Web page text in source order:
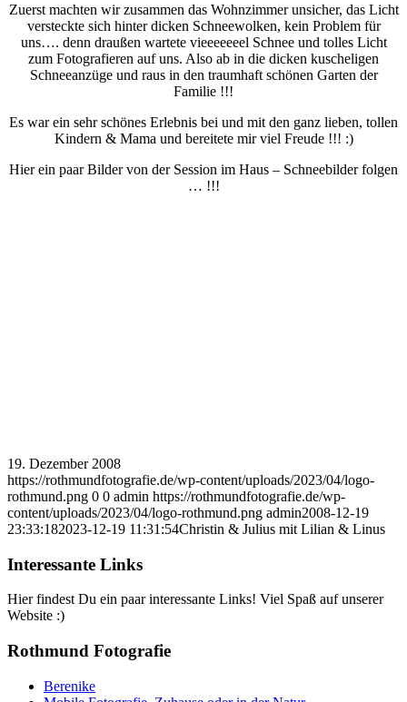
Zuerst machten wir zusammen das Wohnzimmer unsicher, das Licht
versteckte sich hinter dicken Schneewolken, kein Problem für
uns…. denn draußen wartete vieeeeeeel Schnee und tolles Licht
zum Fotografieren auf uns. Also ab in die dicken kuscheligen
Schneeanzüge und raus in den traumhaft schönen Garten der
Familie !!!
Es war ein sehr schönes Erlebnis bei und mit den ganz lieben, tollen
Kindern & Mama und bereitete mir viel Freude !!! :)
Hier ein paar Bilder von der Session im Haus – Schneebilder folgen
… !!!
19. Dezember 2008
https://rothmundfotografie.de/wp-content/uploads/2023/04/logo-
rothmund.png 0 0 admin https://rothmundfotografie.de/wp-
content/uploads/2023/04/logo-rothmund.png admin2008-12-19
23:33:182023-12-19 11:31:54Christin & Julius mit Lilian & Linus
Interessante Links
Hier findest Du ein paar interessante Links! Viel Spaß auf unserer
Website :)
Rothmund Fotografie
Berenike